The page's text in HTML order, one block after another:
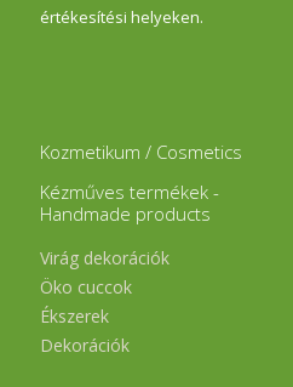
értékesítési helyeken.
Kozmetikum / Cosmetics
Kézműves termékek -
Handmade products
Virág dekorációk
Öko cuccok
Ékszerek
Dekorációk